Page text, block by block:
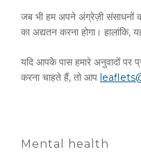
जब भी हम अपने अंग्रेज़ी संसाधनों
का अद्यतन करना होगा। हालांकि,
यदि आपके पास हमारे अनुवादों पर
करना चाहते हैं, तो आप
Mental health